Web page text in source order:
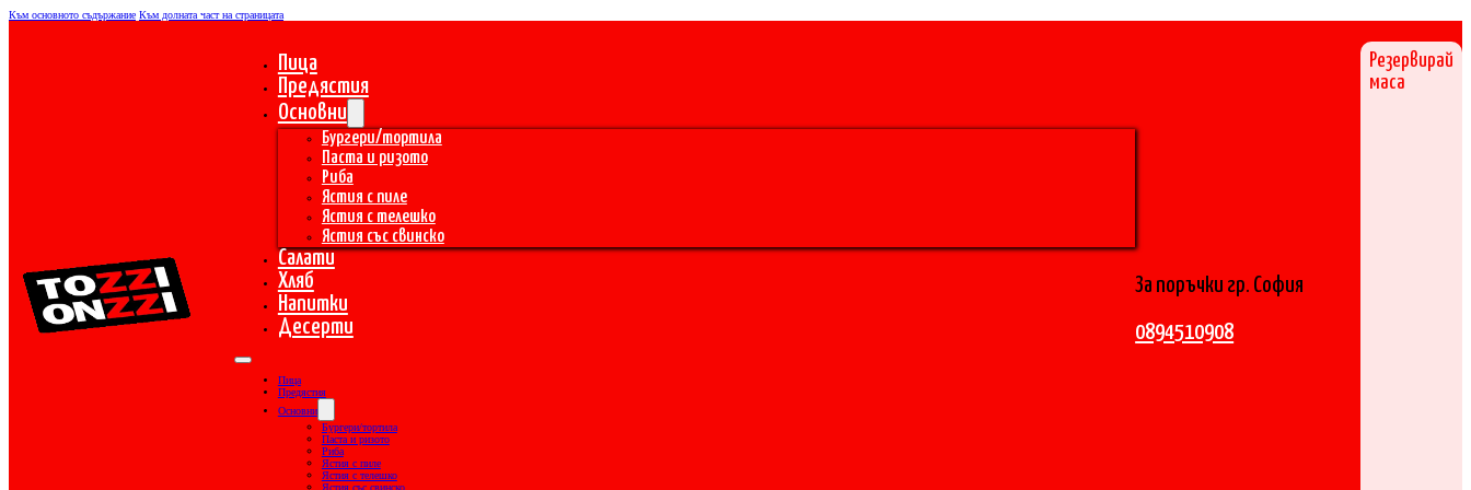
Към основното съдържание Към долната част на страницата
Пица
Предястия
Основни
Бургери/тортила
Паста и ризото
Риба
Ястия с пиле
Ястия с телешко
Ястия със свинско
Салати
Хляб
Напитки
Десерти
Пица
Предястия
Основни
Бургери/тортила
Паста и ризото
Риба
Ястия с пиле
Ястия с телешко
За поръчки гр. София
0894510908
Резервирай
маса